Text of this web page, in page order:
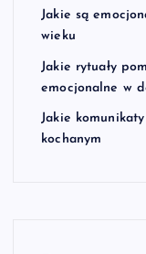
Jakie są
wieku
Jakie rytuały
emocjonalne w
Jakie
kochanym